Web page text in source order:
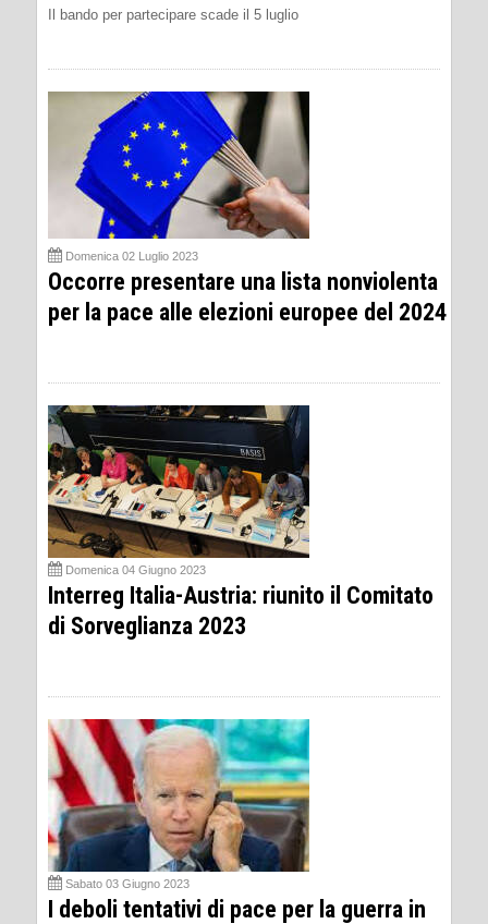
Il bando per partecipare scade il 5 luglio
Domenica 02 Luglio 2023
Occorre presentare una lista nonviolenta
per la pace alle elezioni europee del 2024
Domenica 04 Giugno 2023
Interreg Italia-Austria: riunito il Comitato
di Sorveglianza 2023
Sabato 03 Giugno 2023
I deboli tentativi di pace per la guerra in